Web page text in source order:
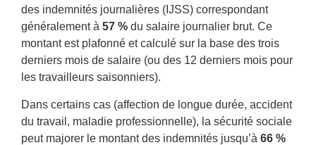
des indemnités journalières (IJSS) correspondant
généralement à 57 % du salaire journalier brut. Ce
montant est plafonné et calculé sur la base des trois
derniers mois de salaire (ou des 12 derniers mois pour
les travailleurs saisonniers).
Dans certains cas (affection de longue durée, accident
du travail, maladie professionnelle), la sécurité sociale
peut majorer le montant des indemnités jusqu’à 66 %